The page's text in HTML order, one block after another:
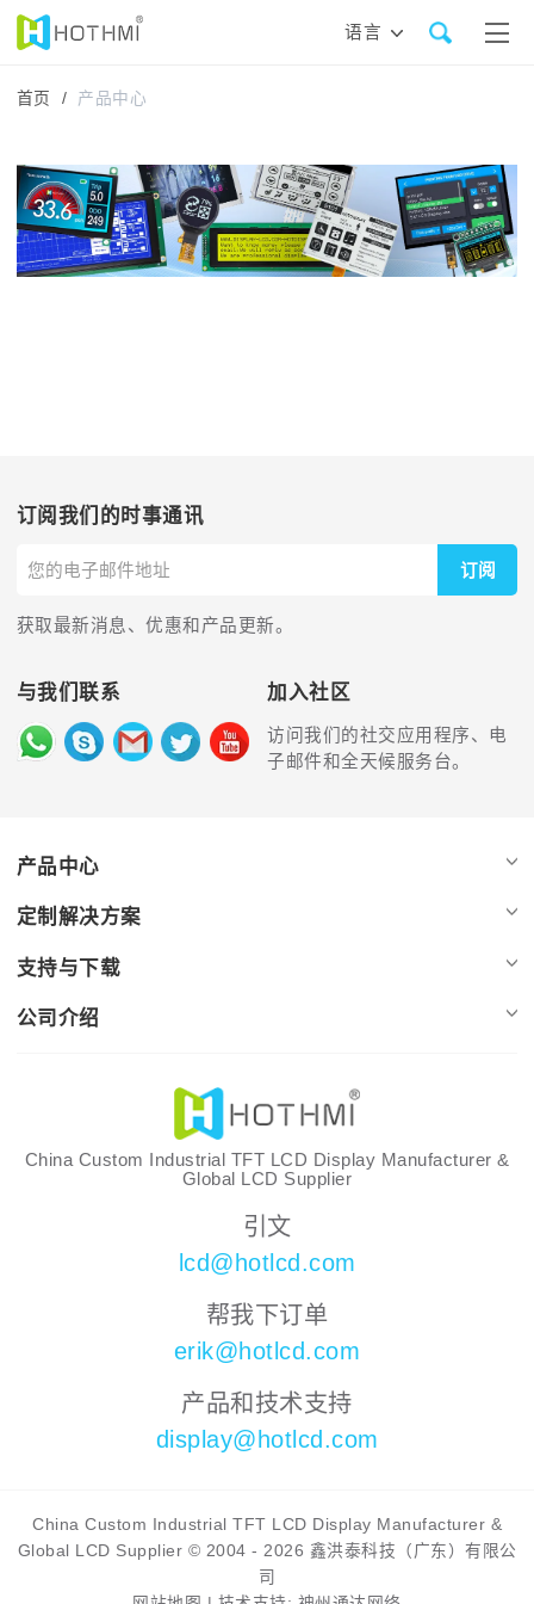
语言
首页 / 产品中心
订阅我们的时事通讯
订阅
获取最新消息、优惠和产品更新。
与我们联系 加入社区
访问我们的社交应用程序、电
子邮件和全天候服务台。
产品中心
定制解决方案
支持与下载
公司介绍
China Custom Industrial TFT LCD Display Manufacturer &
Global LCD Supplier
引文
lcd@hotlcd.com
帮我下订单
erik@hotlcd.com
产品和技术支持
display@hotlcd.com
China Custom Industrial TFT LCD Display Manufacturer &
Global LCD Supplier © 2004 - 2026 鑫洪泰科技（广东）有限公
司